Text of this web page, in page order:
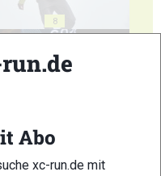
8
10
Abo
xc-run.de mit